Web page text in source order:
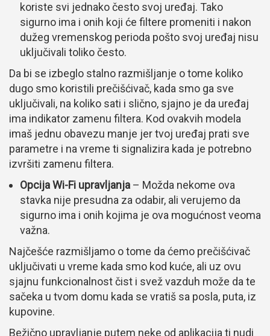
koriste svi jednako često svoj uređaj. Tako
sigurno ima i onih koji će filtere promeniti i nakon
dužeg vremenskog perioda pošto svoj uređaj nisu
uključivali toliko često.
Da bi se izbeglo stalno razmišljanje o tome koliko
dugo smo koristili prečišćivač, kada smo ga sve
uključivali, na koliko sati i slično, sjajno je da uređaj
ima indikator zamenu filtera. Kod ovakvih modela
imaš jednu obavezu manje jer tvoj uređaj prati sve
parametre i na vreme ti signalizira kada je potrebno
izvršiti zamenu filtera.
Opcija Wi-Fi upravljanja – Možda nekome ova
stavka nije presudna za odabir, ali verujemo da
sigurno ima i onih kojima je ova mogućnost veoma
važna.
Najčešće razmišljamo o tome da ćemo prečišćivač
uključivati u vreme kada smo kod kuće, ali uz ovu
sjajnu funkcionalnost čist i svež vazduh može da te
sačeka u tvom domu kada se vratiš sa posla, puta, iz
kupovine.
Bežično upravljanje putem neke od aplikacija ti nudi